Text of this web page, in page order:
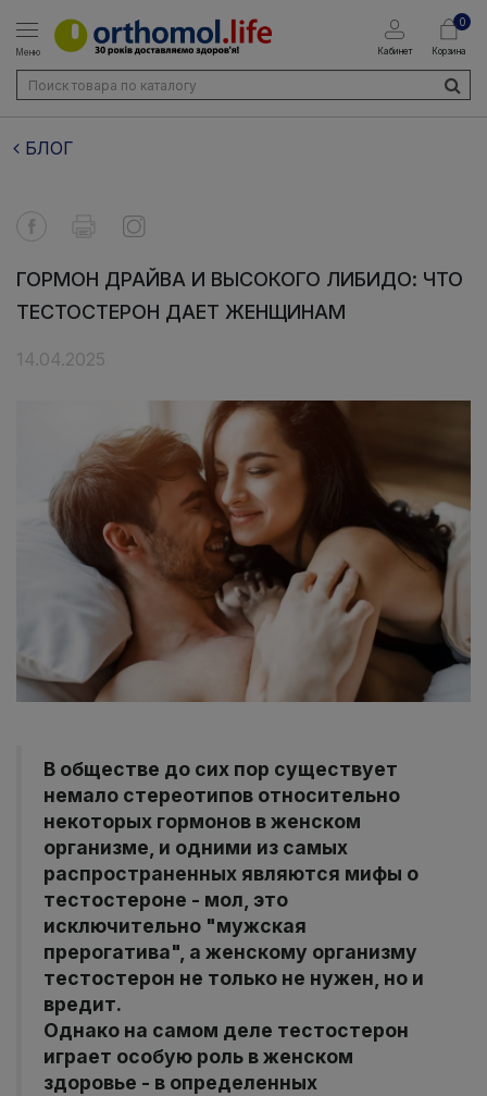
Меню Кабинет
0
Корзина
БЛОГ
ГОРМОН ДРАЙВА И ВЫСОКОГО ЛИБИДО: ЧТО
ТЕСТОСТЕРОН ДАЕТ ЖЕНЩИНАМ
14.04.2025
В обществе до сих пор существует
немало стереотипов относительно
некоторых гормонов в женском
организме, и одними из самых
распространенных являются мифы о
тестостероне - мол, это
исключительно "мужская
прерогатива", а женскому организму
тестостерон не только не нужен, но и
вредит.
Однако на самом деле тестостерон
играет особую роль в женском
здоровье - в определенных